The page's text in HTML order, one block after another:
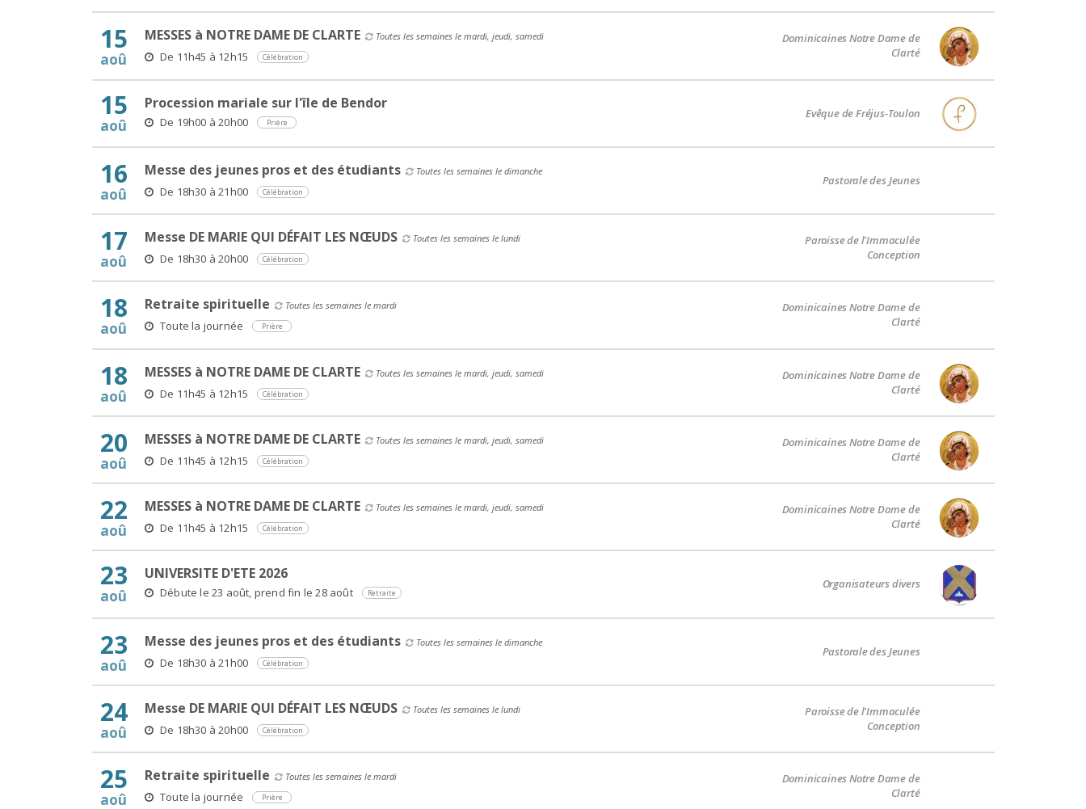
15
aoû
MESSES à NOTRE DAME DE CLARTE Toutes les semaines le mardi, jeudi, samedi
De 11h45 à 12h15 Célébration
Dominicaines Notre Dame de
Clarté
15
aoû
Procession mariale sur l'île de Bendor
De 19h00 à 20h00 Prière
Evêque de Fréjus-Toulon
16
aoû
Messe des jeunes pros et des étudiants Toutes les semaines le dimanche
De 18h30 à 21h00 Célébration
Pastorale des Jeunes
17
aoû
Messe DE MARIE QUI DÉFAIT LES NŒUDS Toutes les semaines le lundi
De 18h30 à 20h00 Célébration
Paroisse de l'Immaculée
Conception
18
aoû
Retraite spirituelle Toutes les semaines le mardi
Toute la journée Prière
Dominicaines Notre Dame de
Clarté
18
aoû
MESSES à NOTRE DAME DE CLARTE Toutes les semaines le mardi, jeudi, samedi
De 11h45 à 12h15 Célébration
Dominicaines Notre Dame de
Clarté
20
aoû
MESSES à NOTRE DAME DE CLARTE Toutes les semaines le mardi, jeudi, samedi
De 11h45 à 12h15 Célébration
Dominicaines Notre Dame de
Clarté
22
aoû
MESSES à NOTRE DAME DE CLARTE Toutes les semaines le mardi, jeudi, samedi
De 11h45 à 12h15 Célébration
Dominicaines Notre Dame de
Clarté
23
aoû
UNIVERSITE D'ETE 2026
Débute le 23 août, prend fin le 28 août Retraite
Organisateurs divers
23
aoû
Messe des jeunes pros et des étudiants Toutes les semaines le dimanche
De 18h30 à 21h00 Célébration
Pastorale des Jeunes
24
aoû
Messe DE MARIE QUI DÉFAIT LES NŒUDS Toutes les semaines le lundi
De 18h30 à 20h00 Célébration
Paroisse de l'Immaculée
Conception
25
aoû
Retraite spirituelle Toutes les semaines le mardi
Toute la journée Prière
Dominicaines Notre Dame de
Clarté